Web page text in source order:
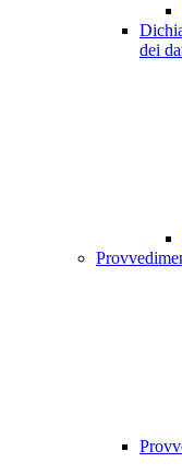
dei